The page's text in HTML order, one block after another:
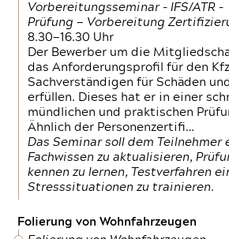
Vorbereitungsseminar - IFS/ATR -
Prüfung — Vorbereitung
8.30—16.30 Uhr
Der Bewerber um die
das Anforderungsprofil für den
Sachverständigen für Schäden
erfüllen. Dieses hat er in einer
mündlichen und praktischen
Ähnlich der Personenzertifi…
Das Seminar soll dem Teilnehmer
Fachwissen zu aktualisieren,
kennen zu lernen, Testverfahren
Stresssituationen zu trainieren.
Folierung von Wohnfahrzeugen